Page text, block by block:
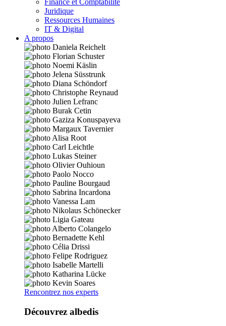
Finance et Comptabilité
Juridique
Ressources Humaines
IT & Digital
A propos
Rencontrez nos experts
Découvrez albedis